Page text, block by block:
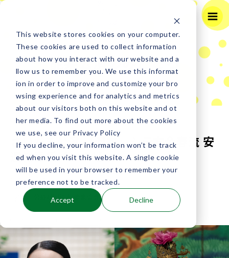
This website stores cookies on your computer.
These cookies are used to collect information
about how you interact with our website and a
llow us to remember you. We use this informat
ion in order to improve and customize your bro
wsing experience and for analytics and metrics
about our visitors both on this website and ot
her media. To find out more about the cookies
we use, see our Privacy Policy
If you decline, your information won’t be track
ed when you visit this website. A single cookie
will be used in your browser to remember your
preference not to be tracked.
Accept Decline
近畿 2025年12月21日(日)
奈良県 奈良春日野国際フォーラム甍 ～I・RA・KA
～ 能楽公演
2025年12月27日(土)
沖縄県 国立劇場おきなわ 能楽公演
沖縄 2026年1月14日(水)
沖縄県 首里城 能楽特別公演 第一日
沖縄県 首里城 能楽特別公演 第二日
能楽公演のみどころ
さいたま公演 「羽衣」シテ方金春流 安
達裕香氏インタビュー
2023年7月25日（火）
公益社団法人 能楽協会